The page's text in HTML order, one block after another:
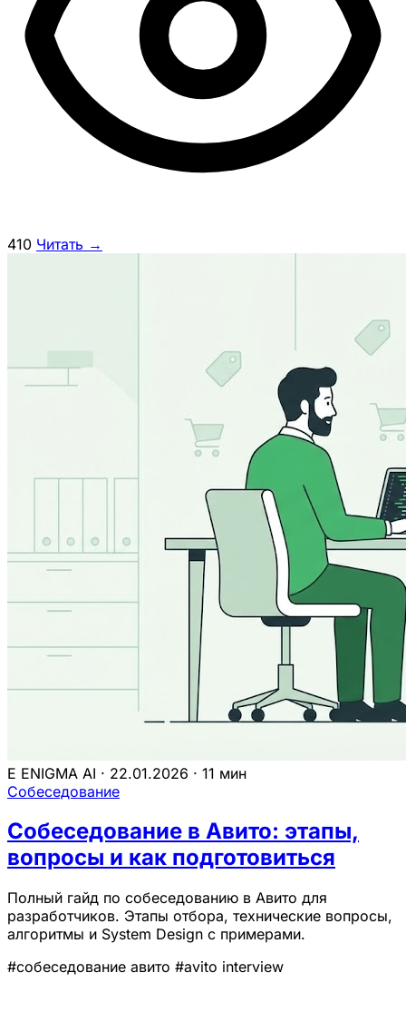
410 Читать →
E ENIGMA AI · 22.01.2026 · 11 мин
Собеседование
Собеседование в Авито: этапы,
вопросы и как подготовиться
Полный гайд по собеседованию в Авито для
разработчиков. Этапы отбора, технические вопросы,
алгоритмы и System Design с примерами.
#собеседование авито #avito interview